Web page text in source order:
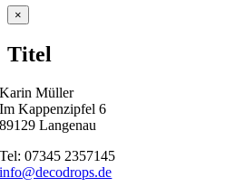
Close
product
view
×
Titel
Karin Müller
Im Kappenzipfel 6
89129 Langenau
Tel: 07345 2357145
info@decodrops.de